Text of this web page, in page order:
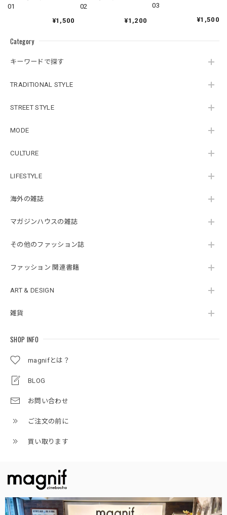
Category
キーワードで探す
TRADITIONAL STYLE
STREET STYLE
MODE
CULTURE
LIFESTYLE
海外の雑誌
マガジンハウスの雑誌
その他のファッション誌
ファッション 関連書籍
ART & DESIGN
雑貨
SHOP INFO
magnifとは？
BLOG
お問い合わせ
ご注文の前に
買い取ります
01
¥1,500
02
¥1,200
03
¥1,500